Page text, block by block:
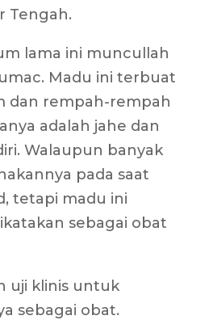
Tengah.
lama ini muncullah
Madu ini terbuat
dan rempah-rempah
adalah jahe dan
Walaupun banyak
pada saat
tetapi madu ini
sebagai obat
uji klinis untuk
sebagai obat.